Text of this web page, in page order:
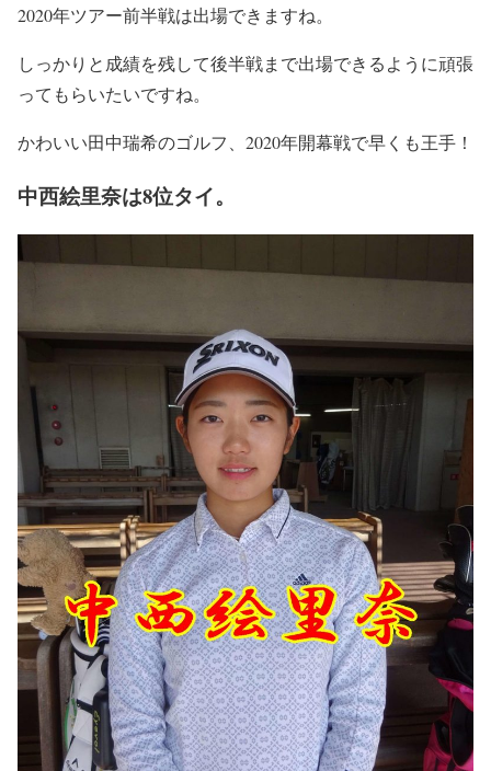
2020年ツアー前半戦は出場できますね。
しっかりと成績を残して後半戦まで出場できるように頑張
ってもらいたいですね。
かわいい田中瑞希のゴルフ、2020年開幕戦で早くも王手！
中西絵里奈は8位タイ。